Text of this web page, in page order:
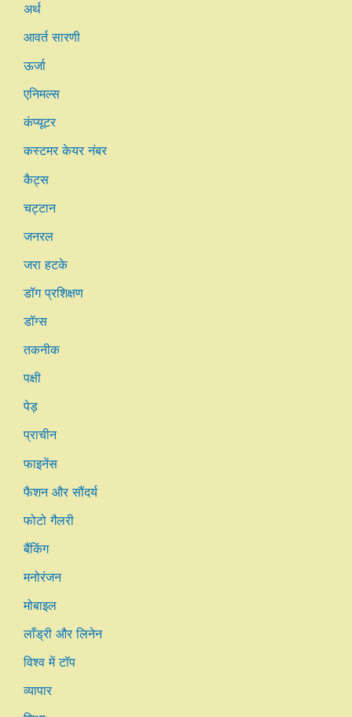
अर्थ
आवर्त सारणी
ऊर्जा
एनिमल्स
कंप्यूटर
कस्टमर केयर नंबर
कैट्स
चट्टान
जनरल
जरा हटके
डॉग प्रशिक्षण
डॉग्स
तकनीक
पक्षी
पेड़
प्राचीन
फाइनेंस
फैशन और सौंदर्य
फोटो गैलरी
बैंकिंग
मनोरंजन
मोबाइल
लाँड्री और लिनेन
विश्व में टॉप
व्यापार